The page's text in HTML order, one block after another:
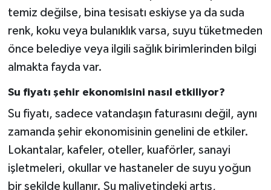
temiz değilse, bina tesisatı eskiyse ya da suda
renk, koku veya bulanıklık varsa, suyu tüketmeden
önce belediye veya ilgili sağlık birimlerinden bilgi
almakta fayda var.
Su fiyatı şehir ekonomisini nasıl etkiliyor?
Su fiyatı, sadece vatandaşın faturasını değil, aynı
zamanda şehir ekonomisinin genelini de etkiler.
Lokantalar, kafeler, oteller, kuaförler, sanayi
işletmeleri, okullar ve hastaneler de suyu yoğun
bir şekilde kullanır. Su maliyetindeki artış,